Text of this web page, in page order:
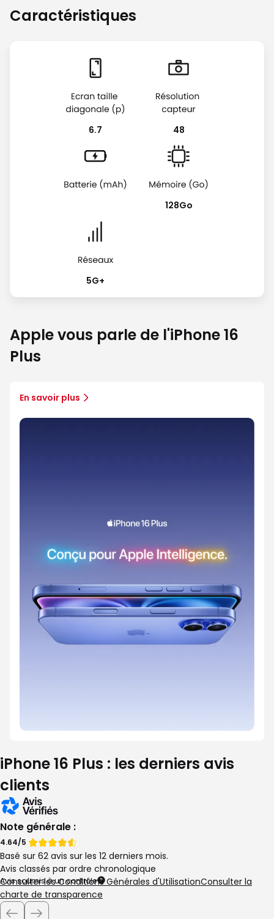
Caractéristiques
6.7 48
128Go
5G+
Apple vous parle de l'iPhone 16
Plus
En savoir plus
iPhone 16 Plus : les derniers avis
clients
Note générale :
Note
de
Note
de
4.64/5
Basé sur 62 avis sur les 12 derniers mois.
Avis classés par ordre chronologique
Avis soumis à un contrôle
Consulter les Conditions Générales d'UtilisationConsulter la
charte de transparence